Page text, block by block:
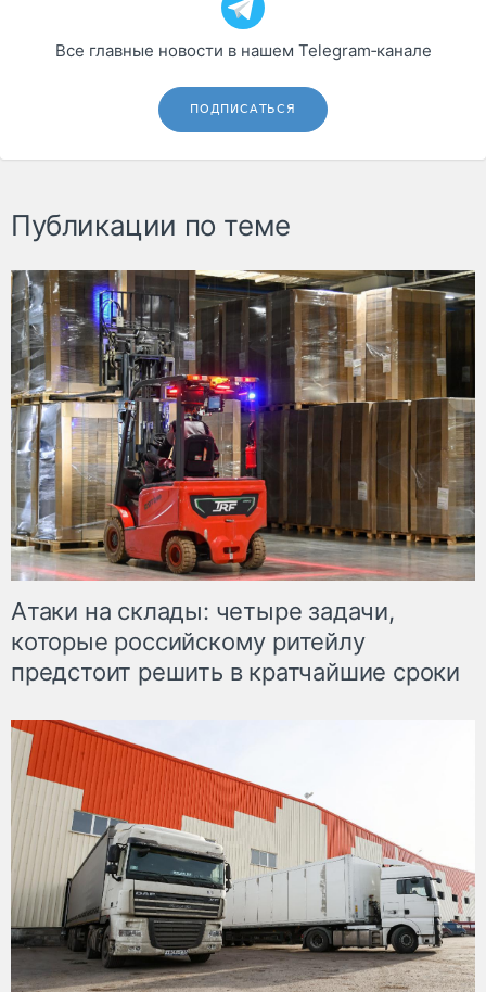
Все главные новости в нашем Telegram‑канале
ПОДПИСАТЬСЯ
Публикации по теме
Атаки на склады: четыре задачи,
которые российскому ритейлу
предстоит решить в кратчайшие сроки